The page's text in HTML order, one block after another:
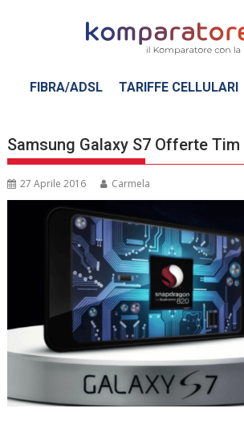
FIBRA/ADSL TARIFFE CELLULARI
Samsung Galaxy S7 Offerte Tim
27 Aprile 2016 Carmela